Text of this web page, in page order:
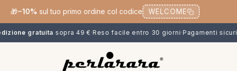
🎁−10% sul tuo primo ordine col codice WELCOME
gratuita sopra 49 €·Reso facile entro 30 giorni·Pagamenti sicuri